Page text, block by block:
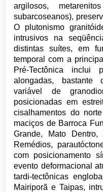
argilosos,
subarcoseanos),
O plutonismo
intrusivos na
distintas suítes, em
temporal com a
Pré-Tectônica inclui
alongadas, bastante
variável de
posicionadas em
cisalhamentos do
maciços de Barroca
Grande, Mato
Remédios,
com posicionamento
evento deformacional
tardi-tectônicas
Mairiporã e Taipas,